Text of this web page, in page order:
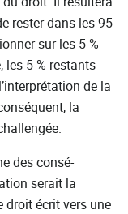
rester dans les 95
sur les 5 %
les 5 % restants
de la
la
des consé-
serait la
droit écrit vers une